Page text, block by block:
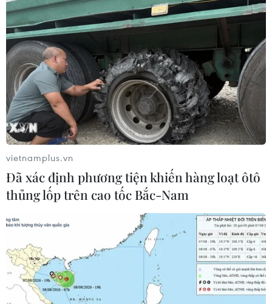
TIN CÙNG CHUYÊN MỤC
Áp thấp nhiệt đới trên vịnh Bắc Bộ sẽ
gây ảnh hưởng thế nào tới Việt Nam?
vietnamplus.vn
Đã xác định phương tiện khiến hàng loạt ôtô
thủng lốp trên cao tốc Bắc-Nam